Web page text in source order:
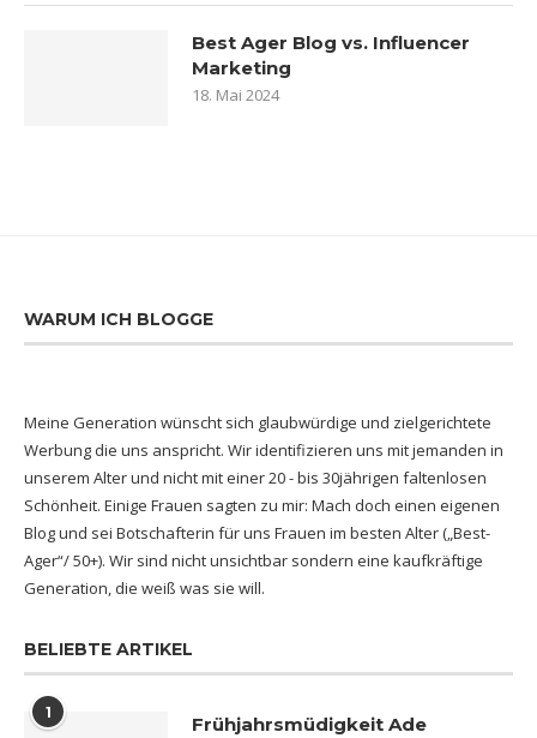
Best Ager Blog vs. Influencer
Marketing
18. Mai 2024
WARUM ICH BLOGGE
Meine Generation wünscht sich glaubwürdige und zielgerichtete
Werbung die uns anspricht. Wir identifizieren uns mit jemanden in
unserem Alter und nicht mit einer 20 - bis 30jährigen faltenlosen
Schönheit. Einige Frauen sagten zu mir: Mach doch einen eigenen
Blog und sei Botschafterin für uns Frauen im besten Alter („Best-
Ager“/ 50+). Wir sind nicht unsichtbar sondern eine kaufkräftige
Generation, die weiß was sie will.
BELIEBTE ARTIKEL
1 Frühjahrsmüdigkeit Ade